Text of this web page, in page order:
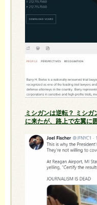
ミシガンは逆転？ ミシ
に来たが、路上で左翼に